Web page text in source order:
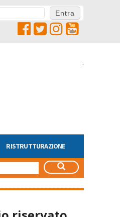
.
RISTRUTTURAZIONE